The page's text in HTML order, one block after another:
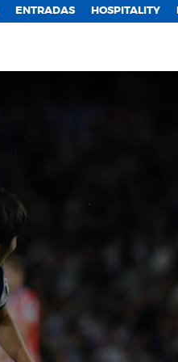
ENTRADAS HOSPITALITY